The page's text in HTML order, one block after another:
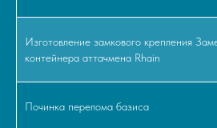
Изготовление замкового крепления
контейнера аттачмена Rhain
Починка перелома базиса